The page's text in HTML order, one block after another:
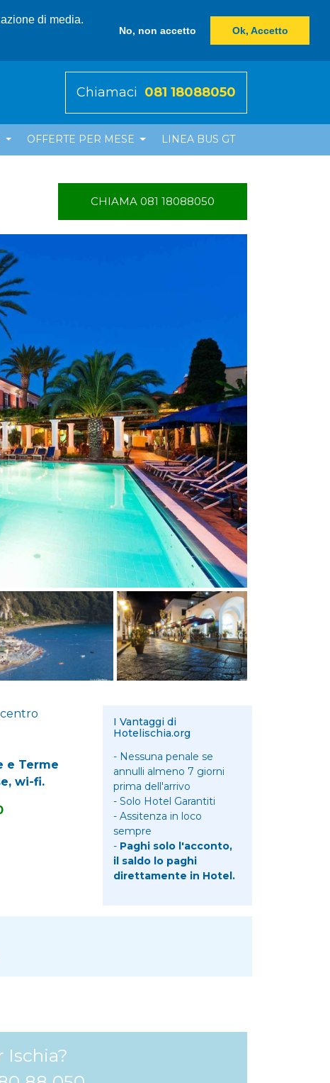
di media.
No, non accetto Ok, Accetto
Chiamaci 081 18088050
OFFERTE PER MESE LINEA BUS GT
CHIAMA 081 18088050
e Terme
wi-fi.
I Vantaggi di
Hotelischia.org
- Nessuna penale se
annulli almeno 7 giorni
prima dell'arrivo
- Solo Hotel Garantiti
- Assitenza in loco
sempre
- Paghi solo l'acconto,
il saldo lo paghi
direttamente in Hotel.
Ischia?